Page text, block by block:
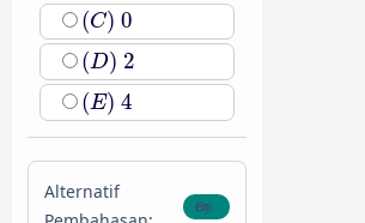
(C) 0
(C)0
(D) 2
(D)2
(E) 4
(E)4
Alternatif